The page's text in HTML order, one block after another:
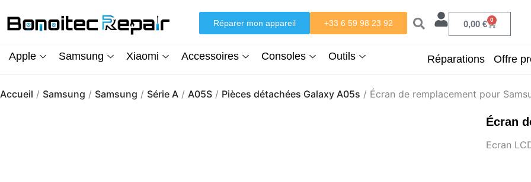
au
Réparer mon appareil +33 6 59 98 23 92 0,00 € 0
Panier
Apple Samsung Xiaomi Accessoires Consoles Outils Réparations Offre
Accueil / Samsung / Samsung / Série A / A05S / Pièces détachées Galaxy A05s / Écran de remplacement pour
Écran
Ecran